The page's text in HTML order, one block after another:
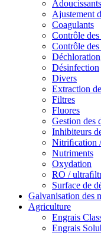
Adoucissants
Ajustement
Coagulants
Contrôle des
Contrôle des
Déchloration
Désinfection
Divers
Extraction
Filtres
Fluores
Gestion des
Inhibiteurs
Nitriﬁcation
Nutriments
Oxydation
RO /
Surface de
Galvanisation des
Agriculture
Engrais
Engrais